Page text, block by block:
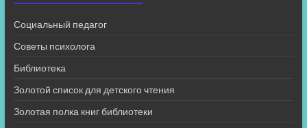
Социальный педагог
Советы психолога
Библиотека
Золотой список для детского чтения
Золотая полка книг библиотеки